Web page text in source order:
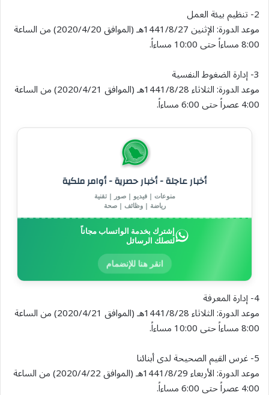
2- تنظيم بيئة العمل
موعد الدورة: الإثنين 1441/8/27هـ (الموافق 2020/4/20) من الساعة
8:00 مساءاً حتى 10:00 مساءاً.
3- إدارة الضغوط النفسية
موعد الدورة: الثلاثاء 1441/8/28هـ (الموافق 2020/4/21) من الساعة
4:00 عصراً حتى 6:00 مساءاً.
أخبار عاجلة - أخبار حصرية - أوامر ملكية
منوعات | فيديو | صور | تقنية
رياضة | وظائف | صحة
إشترك بخدمة الواتساب مجاناً
لتصلك الرسائل
انقر هنا للإنضمام
4- إدارة المعرفة
موعد الدورة: الثلاثاء 1441/8/28هـ (الموافق 2020/4/21) من الساعة
8:00 مساءاً حتى 10:00 مساءاً.
5- غرس القيم الصحيحة لدى أبنائنا
موعد الدورة: الأربعاء 1441/8/29هـ (الموافق 2020/4/22) من الساعة
4:00 عصراً حتى 6:00 مساءاً.